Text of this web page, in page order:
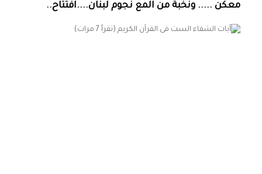
معكن ..... ونخبة من المع نجوم لبنان....افتتاح..